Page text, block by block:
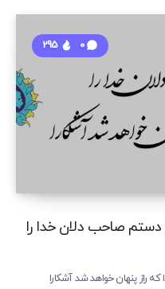
0
295
راز پنهان خواهد شد آشکارا